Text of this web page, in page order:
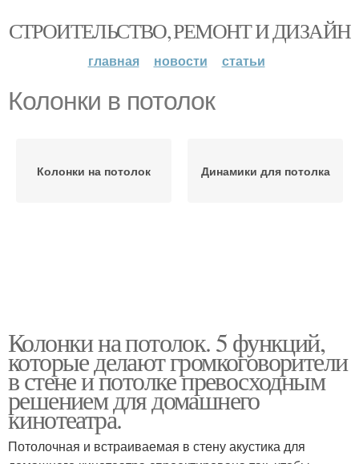
СТРОИТЕЛЬСТВО, РЕМОНТ И ДИЗАЙН
главная новости статьи
Колонки в потолок
Колонки на потолок Динамики для потолка
Колонки на потолок. 5 функций,
которые делают громкоговорители
в стене и потолке превосходным
решением для домашнего
кинотеатра.
Потолочная и встраиваемая в стену акустика для